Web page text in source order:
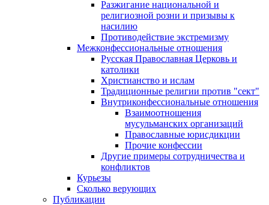
Разжигание национальной и
религиозной розни и призывы к
насилию
Противодействие экстремизму
Межконфессиональные отношения
Русская Православная Церковь и
католики
Христианство и ислам
Традиционные религии против "сект"
Внутриконфессиональные отношения
Взаимоотношения
мусульманских организаций
Православные юрисдикции
Прочие конфессии
Другие примеры сотрудничества и
конфликтов
Курьезы
Сколько верующих
Публикации